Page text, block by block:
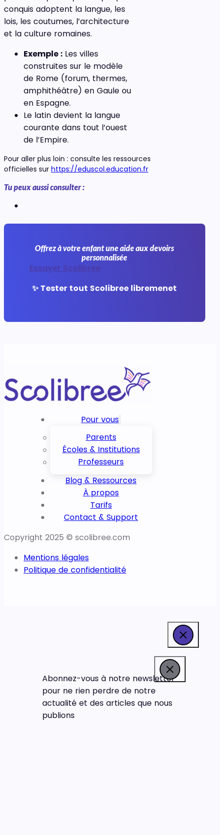
conquis adoptent la langue, les
lois, les coutumes, l’architecture
et la culture romaines.
Exemple : Les villes
construites sur le modèle
de Rome (forum, thermes,
amphithéâtre) en Gaule ou
en Espagne.
Le latin devient la langue
courante dans tout l’ouest
de l’Empire.
Pour aller plus loin : consulte les ressources
officielles sur https://eduscol.education.fr
Tu peux aussi consulter :
Offrez à votre enfant une aide aux devoirs
personnalisée
Essayer Scolibree
✨ Tester tout Scolibree libremenet
Pour vous
Parents
Écoles & Institutions
Professeurs
Blog & Ressources
À propos
Tarifs
Contact & Support
Copyright 2025 © scolibree.com
Mentions légales
Politique de confidentialité
Abonnez-vous à notre newsletter
pour ne rien perdre de notre
actualité et des articles que nous
publions